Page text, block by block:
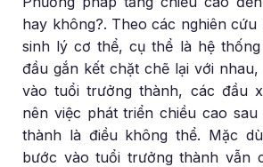
hay không?. Theo các nghiên
sinh lý cơ thể, cụ thể là hệ
đầu gắn kết chặt chẽ lại với
vào tuổi trưởng thành, các đầu
nên việc phát triển chiều cao
thành là điều không thể. Mặc
bước vào tuổi trưởng thành vẫn